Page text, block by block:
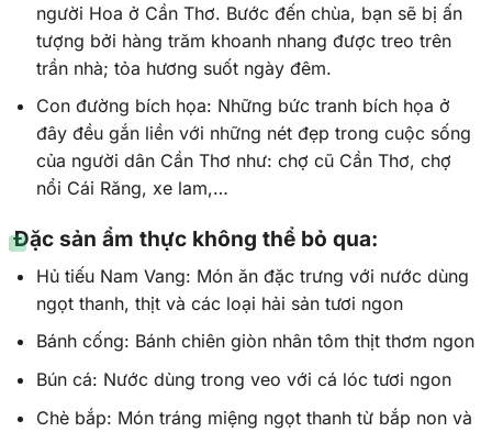
người Hoa ở Cần Thơ. Bước đến chùa, bạn sẽ bị ấn
tượng bởi hàng trăm khoanh nhang được treo trên
trần nhà; tỏa hương suốt ngày đêm.
Con đường bích họa: Những bức tranh bích họa ở
đây đều gắn liền với những nét đẹp trong cuộc sống
của người dân Cần Thơ như: chợ cũ Cần Thơ, chợ
nổi Cái Răng, xe lam,…
Đặc sản ẩm thực không thể bỏ qua:
Hủ tiếu Nam Vang: Món ăn đặc trưng với nước dùng
ngọt thanh, thịt và các loại hải sản tươi ngon
Bánh cống: Bánh chiên giòn nhân tôm thịt thơm ngon
Bún cá: Nước dùng trong veo với cá lóc tươi ngon
Chè bắp: Món tráng miệng ngọt thanh từ bắp non và